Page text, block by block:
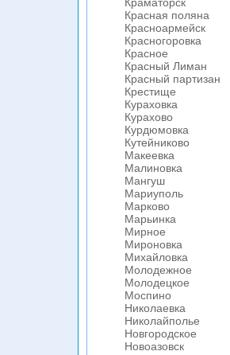
Красная поляна
Красноармейск
Красногоровка
Красное
Красный Лиман
Красный партизан
Крестище
Кураховка
Курахово
Курдюмовка
Кутейниково
Макеевка
Малиновка
Мангуш
Мариуполь
Марково
Марьинка
Мирное
Мироновка
Михайловка
Молодежное
Молодецкое
Моспино
Николаевка
Николайполье
Новгородское
Новоазовск